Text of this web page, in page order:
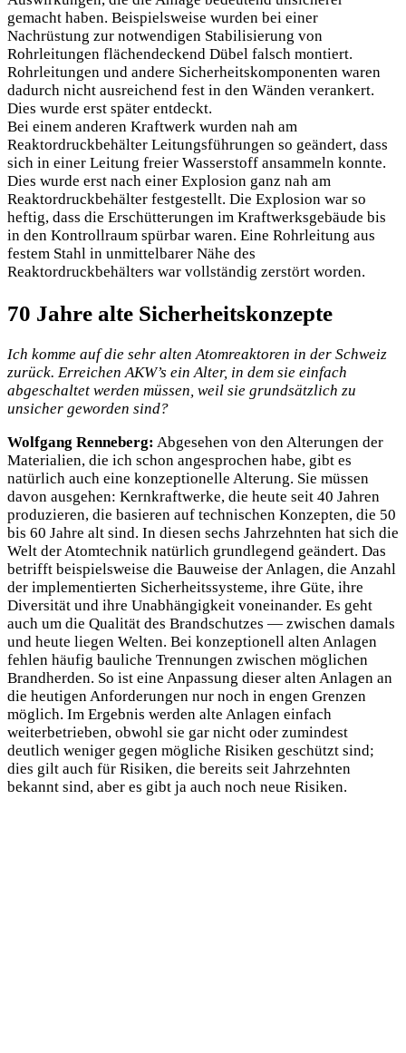
gemacht haben. Beispielsweise wurden bei einer
Nachrüstung zur notwendigen Stabilisierung von
Rohrleitungen flächendeckend Dübel falsch montiert.
Rohrleitungen und andere Sicherheitskomponenten waren
dadurch nicht ausreichend fest in den Wänden verankert.
Dies wurde erst später entdeckt.
Bei einem anderen Kraftwerk wurden nah am
Reaktordruckbehälter Leitungsführungen so geändert, dass
sich in einer Leitung freier Wasserstoff ansammeln konnte.
Dies wurde erst nach einer Explosion ganz nah am
Reaktordruckbehälter festgestellt. Die Explosion war so
heftig, dass die Erschütterungen im Kraftwerksgebäude bis
in den Kontrollraum spürbar waren. Eine Rohrleitung aus
festem Stahl in unmittelbarer Nähe des
Reaktordruckbehälters war vollständig zerstört worden.
70 Jahre alte Sicherheitskonzepte
Ich komme auf die sehr alten Atomreaktoren in der Schweiz
zurück. Erreichen AKW’s ein Alter, in dem sie einfach
abgeschaltet werden müssen, weil sie grundsätzlich zu
unsicher geworden sind?
Wolfgang Renneberg: Abgesehen von den Alterungen der
Materialien, die ich schon angesprochen habe, gibt es
natürlich auch eine konzeptionelle Alterung. Sie müssen
davon ausgehen: Kernkraftwerke, die heute seit 40 Jahren
produzieren, die basieren auf technischen Konzepten, die 50
bis 60 Jahre alt sind. In diesen sechs Jahrzehnten hat sich die
Welt der Atomtechnik natürlich grundlegend geändert. Das
betrifft beispielsweise die Bauweise der Anlagen, die Anzahl
der implementierten Sicherheitssysteme, ihre Güte, ihre
Diversität und ihre Unabhängigkeit voneinander. Es geht
auch um die Qualität des Brandschutzes — zwischen damals
und heute liegen Welten. Bei konzeptionell alten Anlagen
fehlen häufig bauliche Trennungen zwischen möglichen
Brandherden. So ist eine Anpassung dieser alten Anlagen an
die heutigen Anforderungen nur noch in engen Grenzen
möglich. Im Ergebnis werden alte Anlagen einfach
weiterbetrieben, obwohl sie gar nicht oder zumindest
deutlich weniger gegen mögliche Risiken geschützt sind;
dies gilt auch für Risiken, die bereits seit Jahrzehnten
bekannt sind, aber es gibt ja auch noch neue Risiken.